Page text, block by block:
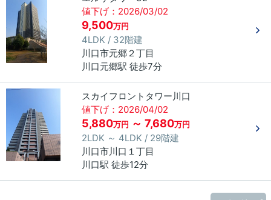
値下げ：2026/03/02
9,500万円
4LDK / 32階建
川口市元郷２丁目
川口元郷駅 徒歩7分
スカイフロントタワー川口
値下げ：2026/04/02
5,880万円 ～ 7,680万円
2LDK ～ 4LDK / 29階建
川口市川口 １丁目
川口駅 徒歩12分